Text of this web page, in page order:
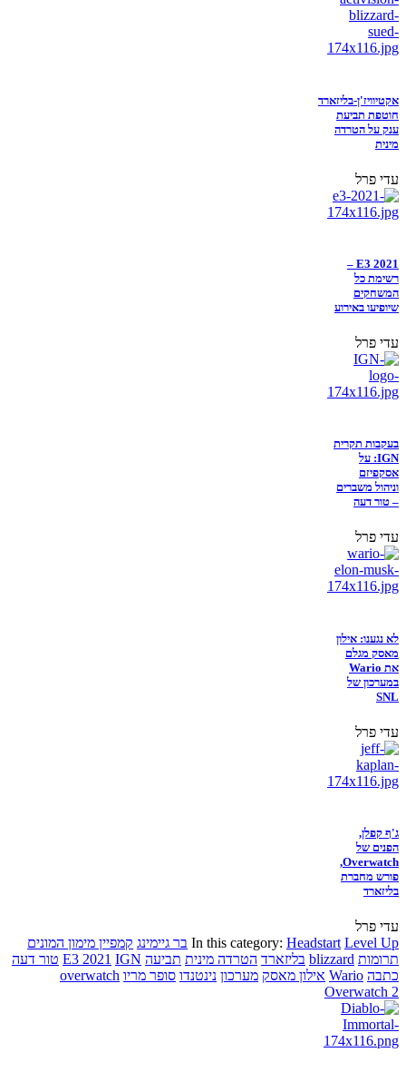
אקטיוויז'ן-בליזארד
חוטפת תביעת
ענק על הטרדה
מינית
עדי פרל
E3 2021 –
רשימת כל
המשחקים
שיופיעו באירוע
עדי פרל
בעקבות תקרית
IGN: על
אסקפיזם
וניהול משברים
– טור דעה
עדי פרל
לא נגענו: אילון
מאסק מגלם
את Wario
במערכון של
SNL
עדי פרל
ג'ף קפלן,
הפנים של
Overwatch,
פורש מחברת
בליזארד
עדי פרל
In this category: Headstart Level Up בר גיימינג קמפיין מימון המונים
תרומות blizzard בליזארד הטרדה מינית תביעה E3 2021 IGN
טור דעה
כתבה Wario אילון מאסק מערכון נינטנדו סופר מריו overwatch
Overwatch 2